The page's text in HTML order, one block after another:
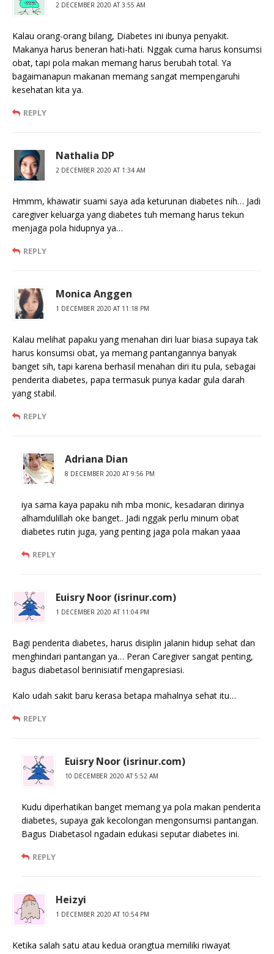
2 DECEMBER 2020 AT 3:55 AM
Kalau orang-orang bilang, Diabetes ini ibunya penyakit.
Makanya harus beneran hati-hati. Nggak cuma harus konsumsi
obat, tapi pola makan memang harus berubah total. Ya
bagaimanapun makanan memang sangat mempengaruhi
kesehatan kita ya.
REPLY
Nathalia DP
2 DECEMBER 2020 AT 1:34 AM
Hmmm, khawatir suami saya ada keturunan diabetes nih… Jadi
caregiver keluarga yang diabetes tuh memang harus tekun
menjaga pola hidupnya ya…
REPLY
Monica Anggen
1 DECEMBER 2020 AT 11:18 PM
Kalau melihat papaku yang menahan diri luar biasa supaya tak
harus konsumsi obat, ya memang pantangannya banyak
banget sih, tapi karena berhasil menahan diri itu pula, sebagai
penderita diabetes, papa termasuk punya kadar gula darah
yang stabil.
REPLY
Adriana Dian
8 DECEMBER 2020 AT 9:56 PM
iya sama kaya papaku nih mba monic, kesadaran dirinya
alhamdulillah oke banget.. Jadi nggak perlu minum obat
diabetes rutin juga, yang penting jaga pola makan yaaa
REPLY
Euisry Noor (isrinur.com)
1 DECEMBER 2020 AT 11:04 PM
Bagi penderita diabetes, harus disiplin jalanin hidup sehat dan
menghindari pantangan ya… Peran Caregiver sangat penting,
bagus diabetasol berinisiatif mengapresiasi.
Kalo udah sakit baru kerasa betapa mahalnya sehat itu…
REPLY
Euisry Noor (isrinur.com)
10 DECEMBER 2020 AT 5:52 AM
Kudu diperhatikan banget memang ya pola makan penderita
diabetes, supaya gak kecolongan mengonsumsi pantangan.
Bagus Diabetasol ngadain edukasi seputar diabetes ini.
REPLY
Heizyi
1 DECEMBER 2020 AT 10:54 PM
Ketika salah satu atau kedua orangtua memiliki riwayat